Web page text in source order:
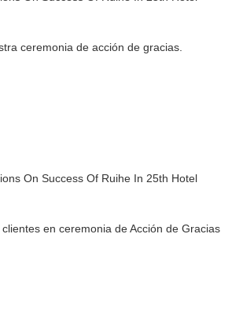
ceremonia de acción de gracias.
en ceremonia de Acción de Gracias